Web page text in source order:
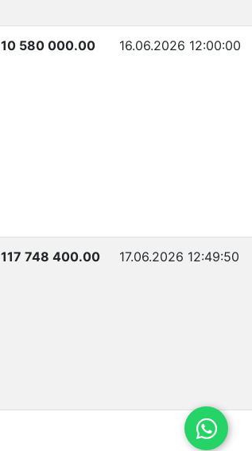
10 580 000.00 16.06.2026 12:00:00
117 748 400.00 17.06.2026 12:49:50